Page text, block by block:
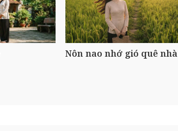
Nôn nao nhớ gió quê nhà